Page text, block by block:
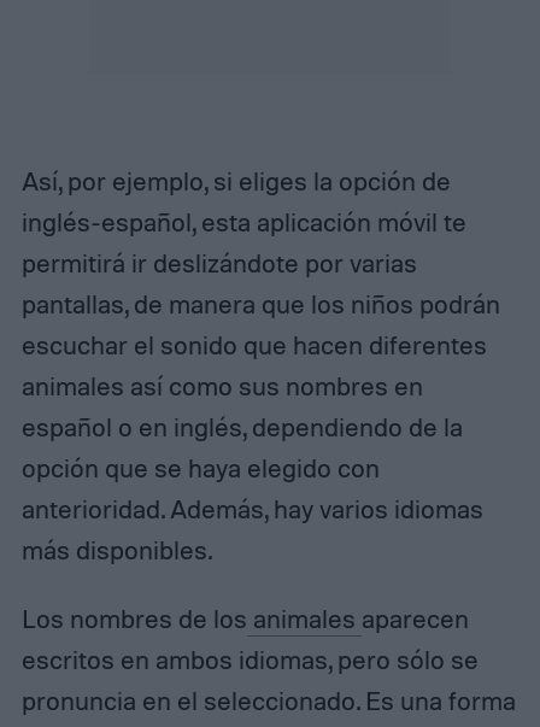
Así, por ejemplo, si eliges la opción de
inglés-español, esta aplicación móvil te
permitirá ir deslizándote por varias
pantallas, de manera que los niños podrán
escuchar el sonido que hacen diferentes
animales así como sus nombres en
español o en inglés, dependiendo de la
opción que se haya elegido con
anterioridad. Además, hay varios idiomas
más disponibles.
Los nombres de los animales aparecen
escritos en ambos idiomas, pero sólo se
pronuncia en el seleccionado. Es una forma